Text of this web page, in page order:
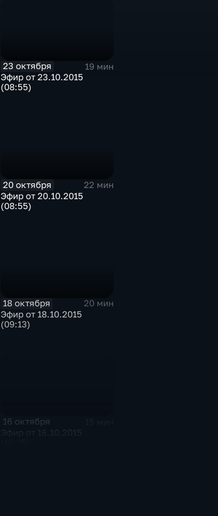
23 октября
19 мин
Эфир от 23.10.2015
(08:55)
20 октября
22 мин
Эфир от 20.10.2015
(08:55)
18 октября
20 мин
Эфир от 18.10.2015
(09:13)
16 октября